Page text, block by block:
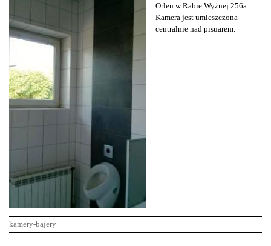
Orlen w Rabie Wyżnej 256a.
Kamera jest umieszczona
centralnie nad pisuarem.
kamery-bajery